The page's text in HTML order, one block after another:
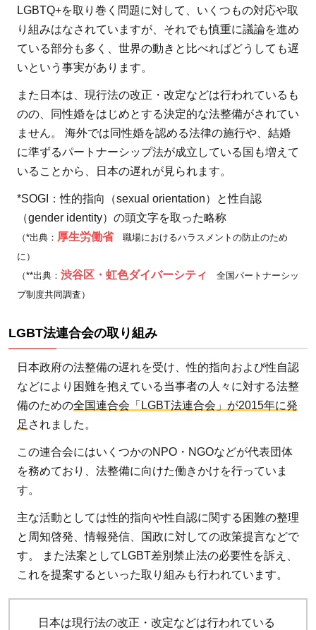
LGBTQ+を取り巻く問題に対して、いくつもの対応や取
り組みはなされていますが、それでも慎重に議論を進め
ている部分も多く、世界の動きと比べればどうしても遅
いという事実があります。
また日本は、現行法の改正・改定などは行われているも
のの、同性婚をはじめとする決定的な法整備がされてい
ません。 海外では同性婚を認める法律の施行や、結婚
に準ずるパートナーシップ法が成立している国も増えて
いることから、日本の遅れが見られます。
*SOGI：性的指向（sexual orientation）と性自認
（gender identity）の頭文字を取った略称
（*出典： 厚生労働省職場におけるハラスメントの防止のため
に）
（**出典： 渋谷区・虹色ダイバーシティ
全国パートナーシッ
プ制度共同調査）
LGBT法連合会の取り組み
日本政府の法整備の遅れを受け、性的指向および性自認
などにより困難を抱えている当事者の人々に対する法整
備のための全国連合会「LGBT法連合会」が2015年に発
足 されました。
この連合会にはいくつかのNPO・NGOなどが代表団体
を務めており、法整備に向けた働きかけを行っていま
す。
主な活動としては性的指向や性自認に関する困難の整理
と周知啓発、情報発信、国政に対しての政策提言などで
す。 また法案としてLGBT差別禁止法の必要性を訴え、
これを提案するといった取り組みも行われています。
日本は現行法の改正・改定などは行われている